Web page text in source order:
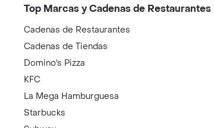
Top Marcas y Cadenas de Restaurantes
Cadenas de Restaurantes
Cadenas de Tiendas
Domino's Pizza
KFC
La Mega Hamburguesa
Starbucks